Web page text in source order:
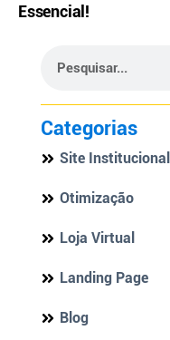
Essencial!
Categorias
Site Institucional
Otimização
Loja Virtual
Landing Page
Blog